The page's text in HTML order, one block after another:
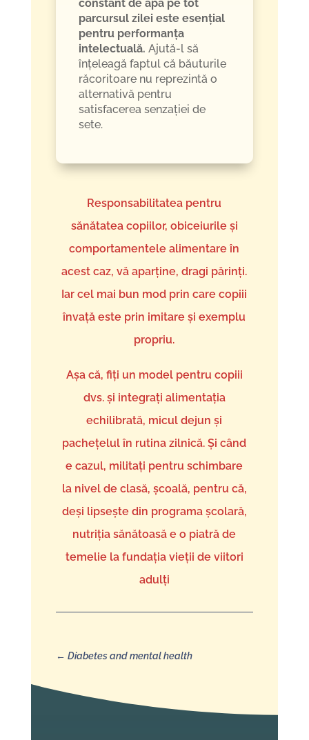
constant de apă pe tot
parcursul zilei este esențial
pentru performanța
intelectuală. Ajută-l să
înțeleagă faptul că băuturile
răcoritoare nu reprezintă o
alternativă pentru
satisfacerea senzației de
sete.
Responsabilitatea pentru
sănătatea copiilor, obiceiurile și
comportamentele alimentare în
acest caz, vă aparține, dragi părinți.
Iar cel mai bun mod prin care copiii
învață este prin imitare și exemplu
propriu.
Așa că, fiți un model pentru copiii
dvs. și integrați alimentația
echilibrată, micul dejun și
pachețelul în rutina zilnică. Și când
e cazul, militați pentru schimbare
la nivel de clasă, școală, pentru că,
deși lipsește din programa școlară,
nutriția sănătoasă e o piatră de
temelie la fundația vieții de viitori
adulți
← Diabetes and mental health